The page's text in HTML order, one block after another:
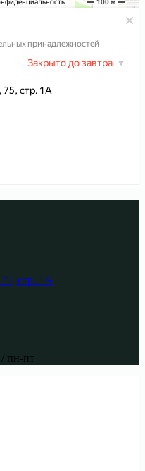
стр. 1А
/ пн-пт